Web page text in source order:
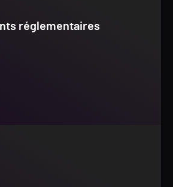
réglementaires